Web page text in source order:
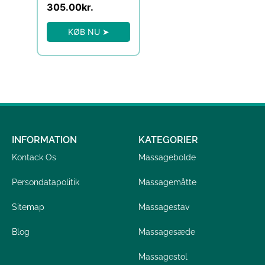
305.00kr.
KØB NU ➤
INFORMATION
Kontack Os
Persondatapolitik
Sitemap
Blog
KATEGORIER
Massagebolde
Massagemåtte
Massagestav
Massagesæde
Massagestol